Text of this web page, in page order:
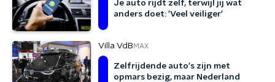
Je auto rijdt zelf, terwijl jij wat
anders doet: 'Veel veiliger'
Villa VdB MAX
Zelfrijdende auto's zijn met
opmars bezig, maar Nederland